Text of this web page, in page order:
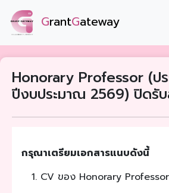
GrantGateway
Honorary Professor (ปร
ปีงบประมาณ 2569) ปิดรั
กรุณาเตรียมเอกสารแนบดังนี้
CV ของ Honorary Professor